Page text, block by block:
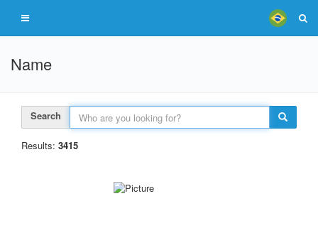
Name
Search
Results: 3415